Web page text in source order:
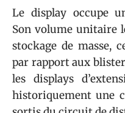
Le display occupe
Son volume unitaire
stockage de masse,
par rapport aux
les displays
historiquement une